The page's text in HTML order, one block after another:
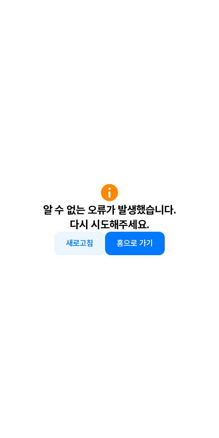
알 수 없는 오류가 발생했습니다.
다시 시도해주세요.
새로고침 홈으로 가기